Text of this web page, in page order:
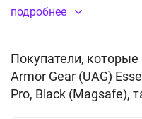
внутреннюю часть корпуса
Ударопрочный
Устойчив к падениям с
подробнее
Покупатели,
Armor Gear (UAG)
Pro, Black (Magsafe),